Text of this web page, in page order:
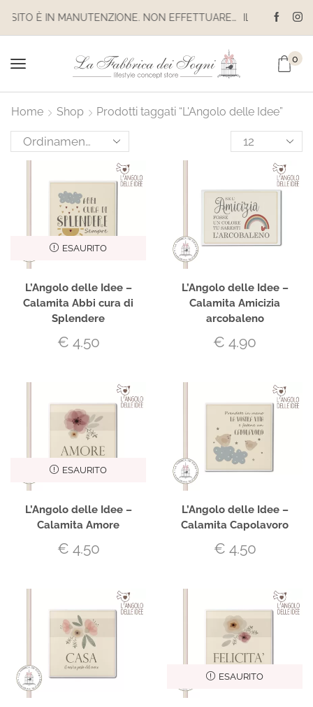
IL SITO È IN MANUTENZIONE. NON EFFETTUARE ACQUISTI. LE SPEDIZIONI SONO SOSPESE
0
Home Shop Prodotti taggati “L'Angolo delle Idee”
ESAURITO
L’Angolo delle Idee –
Calamita Abbi cura di
Splendere
€ 4.50
L’Angolo delle Idee –
Calamita Amicizia
arcobaleno
€ 4.90
ESAURITO
L’Angolo delle Idee –
Calamita Amore
€ 4.50
L’Angolo delle Idee –
Calamita Capolavoro
€ 4.50
ESAURITO